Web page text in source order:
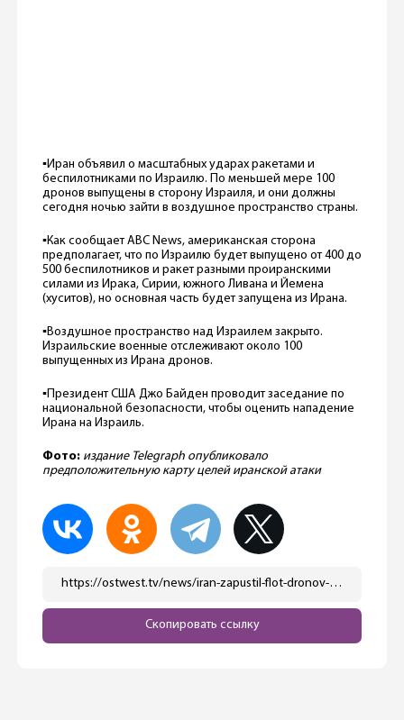
▪️Иран объявил о масштабных ударах ракетами и
беспилотниками по Израилю. По меньшей мере 100
дронов выпущены в сторону Израиля, и они должны
сегодня ночью зайти в воздушное пространство страны.
▪️Как сообщает ABC News, американская сторона
предполагает, что по Израилю будет выпущено от 400 до
500 беспилотников и ракет разными проиранскими
силами из Ирака, Сирии, южного Ливана и Йемена
(хуситов), но основная часть будет запущена из Ирана.
▪️Воздушное пространство над Израилем закрыто.
Израильские военные отслеживают около 100
выпущенных из Ирана дронов.
▪️Президент США Джо Байден проводит заседание по
национальной безопасности, чтобы оценить нападение
Ирана на Израиль.
Фото: издание Telegraph опубликовало
предположительную карту целей иранской атаки
https://ostwest.tv/news/iran-zapustil-flot-dronov-i-raket-v-napravlenii-izrailya-glavnoe/
Скопировать ссылку